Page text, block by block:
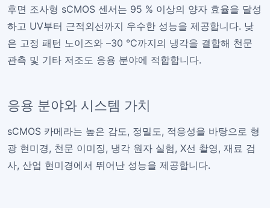
후면 조사형 sCMOS 센서는 95 % 이상의 양자 효율을 달성
하고 UV부터 근적외선까지 우수한 성능을 제공합니다. 낮
은 고정 패턴 노이즈와 –30 °C까지의 냉각을 결합해 천문
관측 및 기타 저조도 응용 분야에 적합합니다.
응용 분야와 시스템 가치
sCMOS 카메라는 높은 감도, 정밀도, 적응성을 바탕으로 형
광 현미경, 천문 이미징, 냉각 원자 실험, X선 촬영, 재료 검
사, 산업 현미경에서 뛰어난 성능을 제공합니다.